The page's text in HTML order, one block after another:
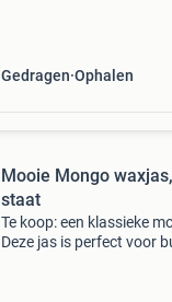
Gedragen Ophalen
Mooie Mongo
staat
Te koop: een klassieke
Deze jas is perfect voor